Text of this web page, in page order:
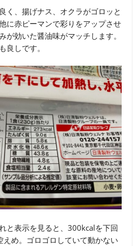
く、揚げナス、オクラがゴロッと
に赤ピーマンで彩りをアップさせ
が効いた醤油味がマッチします。
良しです。
と表示を見ると、300kcalを下回
め。ゴロゴロしていて動かない